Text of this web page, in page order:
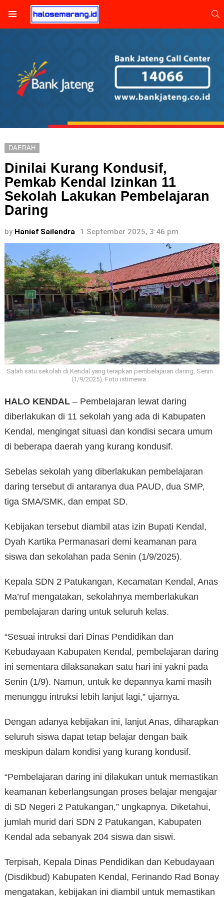
DAERAH
Dinilai Kurang Kondusif,
Pemkab Kendal Izinkan 11
Sekolah Lakukan Pembelajaran
Daring
by Hanief Sailendra 1 September 2025, 3:46 pm
Salah satu sekolah di Kendal yang terapkan pembelajaran daring, Senin
(1/9/2025). Foto istimewa.
HALO KENDAL – Pembelajaran lewat daring
diberlakukan di 11 sekolah yang ada di Kabupaten
Kendal, mengingat situasi dan kondisi secara umum
di beberapa daerah yang kurang kondusif.
Sebelas sekolah yang diberlakukan pembelajaran
daring tersebut di antaranya dua PAUD, dua SMP,
tiga SMA/SMK, dan empat SD.
Kebijakan tersebut diambil atas izin Bupati Kendal,
Dyah Kartika Permanasari demi keamanan para
siswa dan sekolahan pada Senin (1/9/2025).
Kepala SDN 2 Patukangan, Kecamatan Kendal, Anas
Ma’ruf mengatakan, sekolahnya memberlakukan
pembelajaran daring untuk seluruh kelas.
“Sesuai intruksi dari Dinas Pendidikan dan
Kebudayaan Kabupaten Kendal, pembelajaran daring
ini sementara dilaksanakan satu hari ini yakni pada
Senin (1/9). Namun, untuk ke depannya kami masih
menunggu intruksi lebih lanjut lagi,” ujarnya.
Dengan adanya kebijakan ini, lanjut Anas, diharapkan
seluruh siswa dapat tetap belajar dengan baik
meskipun dalam kondisi yang kurang kondusif.
“Pembelajaran daring ini dilakukan untuk memastikan
keamanan keberlangsungan proses belajar mengajar
di SD Negeri 2 Patukangan,” ungkapnya. Diketahui,
jumlah murid dari SDN 2 Patukangan, Kabupaten
Kendal ada sebanyak 204 siswa dan siswi.
Terpisah, Kepala Dinas Pendidikan dan Kebudayaan
(Disdikbud) Kabupaten Kendal, Ferinando Rad Bonay
mengatakan, kebijakan ini diambil untuk memastikan